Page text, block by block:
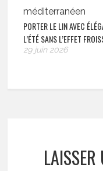
PORTER LE LIN AVEC
L’ÉTÉ SANS L’EFFET
29 juin 2026